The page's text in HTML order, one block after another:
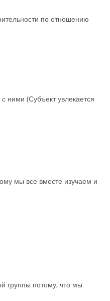
по отношению
ними (Субъект увлекается
мы все вместе изучаем и
группы потому, что мы